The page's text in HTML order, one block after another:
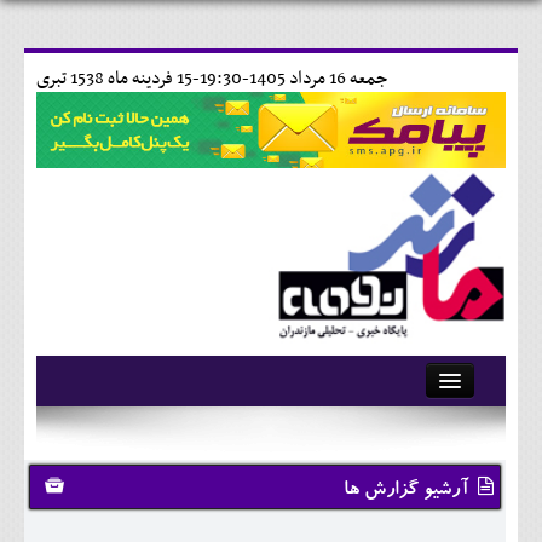
15 فردينه ماه 1538 تبری جمعه 16 مرداد 1405-19:30-
آرشیو
تماس با ما
وبلاگ
آرشیو گزارش ها